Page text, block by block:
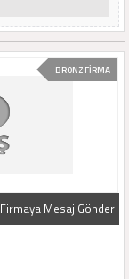
BRONZ FİRMA
Firmaya Mesaj Gönder